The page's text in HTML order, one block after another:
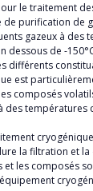
le traitement
de purification de
gazeux à des
dessous de -
différents
est
composés
des températures
la filtration et
les composés